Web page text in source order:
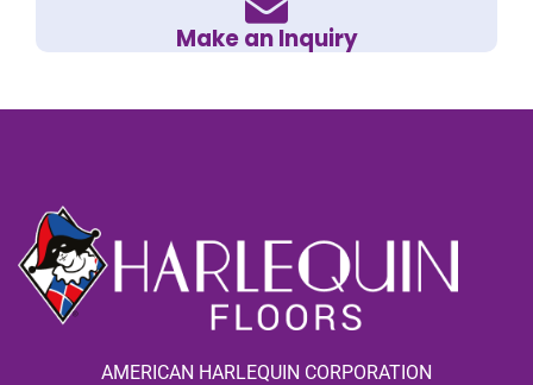
Make an Inquiry
AMERICAN HARLEQUIN CORPORATION